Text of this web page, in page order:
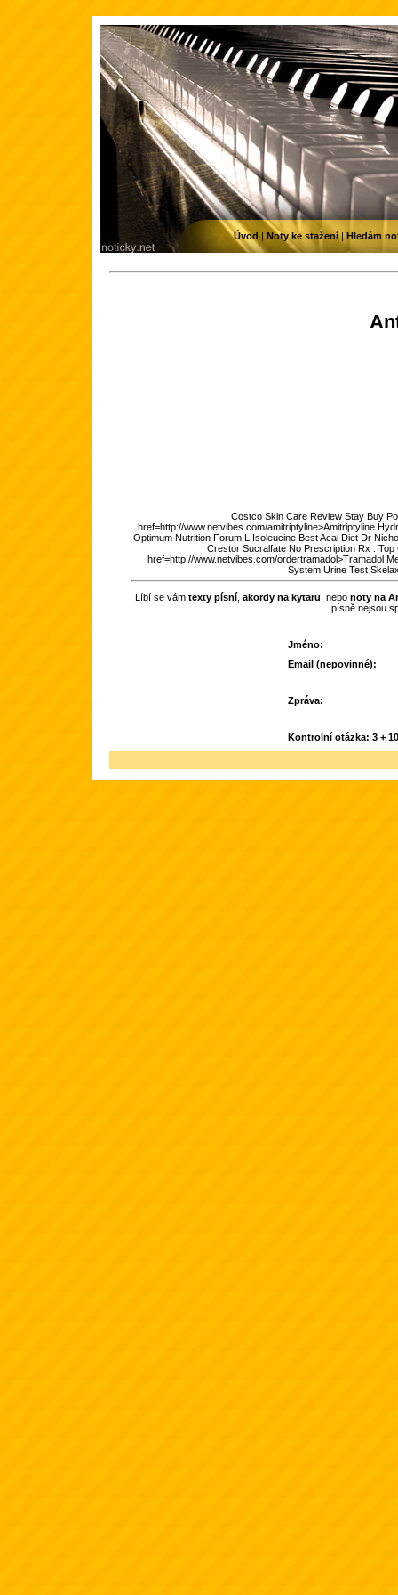
Costco Skin Care Review Stay Buy
href=http://www.netvibes.com/amitriptyline>Amitriptyline
Optimum Nutrition Forum L Isoleucine Best Acai Diet Dr
Crestor Sucralfate No Prescription Rx .
href=http://www.netvibes.com/ordertramadol>Tramadol
System Urine Test
Líbí se vám texty písní, akordy na kytaru , nebonoty na
písně nejsou
Jméno:
Email (nepovinné):
Zpráva:
Kontrolní otázka: 3 +
Úvod | Noty ke stažení| Hledám